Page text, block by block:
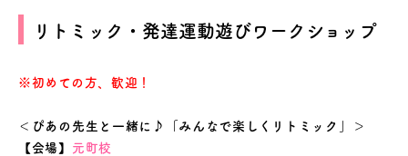
リトミック・発達運動遊びワークショップ
※初めての方、歓迎！
＜ぴあの先生と一緒に♪「みんなで楽しくリトミック」＞
【会場】 元町校